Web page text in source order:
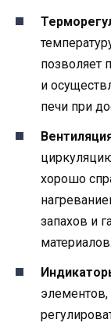
позволяет
и
печи при
хорошо
запахов и
материалов.